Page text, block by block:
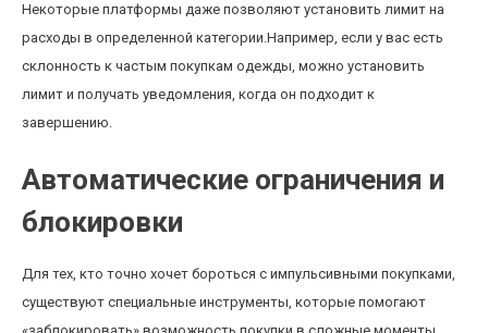
Некоторые платформы даже позволяют установить лимит на
расходы в определенной категории.Например, если у вас есть
склонность к частым покупкам одежды, можно установить
лимит и получать уведомления, когда он подходит к
завершению.
Автоматические ограничения и
блокировки
Для тех, кто точно хочет бороться с импульсивными покупками,
существуют специальные инструменты, которые помогают